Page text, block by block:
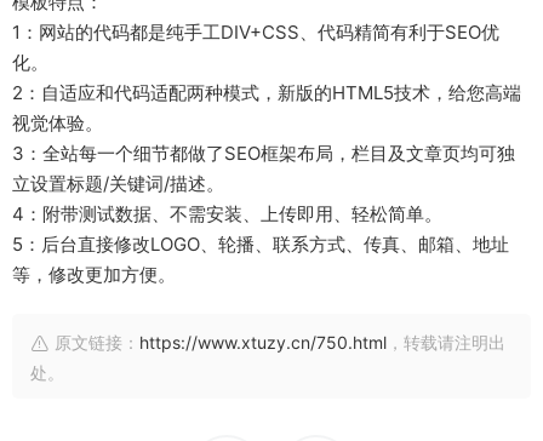
1：网站的代码都是纯手工DIV+CSS、代码精简有利于SEO优
化。
2：自适应和代码适配两种模式，新版的HTML5技术，给您高端
视觉体验。
3：全站每一个细节都做了SEO框架布局，栏目及文章页均可独
立设置标题/关键词/描述。
4：附带测试数据、不需安装、上传即用、轻松简单。
5：后台直接修改LOGO、轮播、联系方式、传真、邮箱、地址
等，修改更加方便。
原文链接： https://www.xtuzy.cn/750.html ，转载请注明出
处。